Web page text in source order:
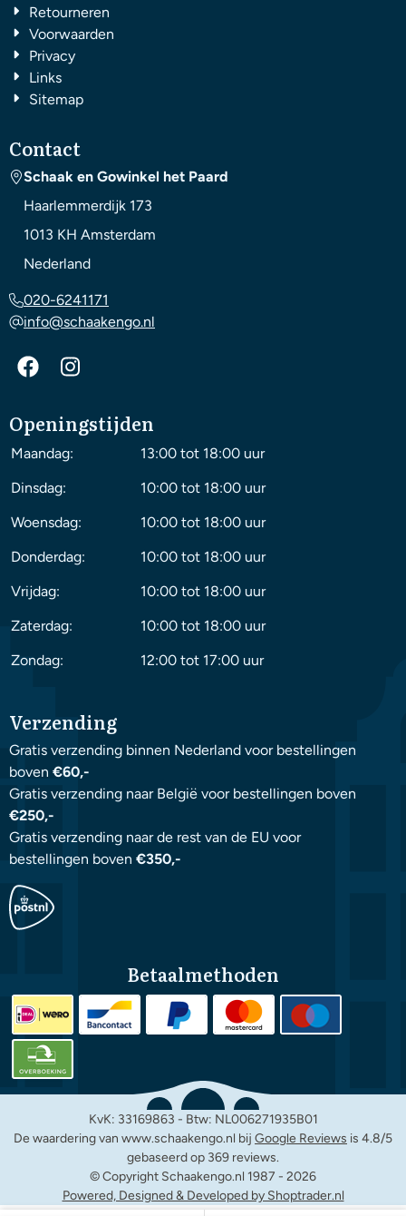
Retourneren
Voorwaarden
Privacy
Links
Sitemap
Contact
Schaak en Gowinkel het Paard
Haarlemmerdijk 173
1013 KH Amsterdam
Nederland
020-6241171
info@schaakengo.nl
Openingstijden
Maandag:
13:00 tot 18:00 uur
Dinsdag:
10:00 tot 18:00 uur
Woensdag:
10:00 tot 18:00 uur
Donderdag:
10:00 tot 18:00 uur
Vrijdag:
10:00 tot 18:00 uur
Zaterdag:
10:00 tot 18:00 uur
Zondag:
12:00 tot 17:00 uur
Verzending
Gratis verzending binnen Nederland voor bestellingen
boven €60,-
Gratis verzending naar België voor bestellingen boven
€250,-
Gratis verzending naar de rest van de EU voor
bestellingen boven €350,-
Betaalmethoden
KvK: 33169863 - Btw: NL006271935B01
De waardering van www.schaakengo.nl bij Google Reviews is 4.8/5
gebaseerd op 369 reviews.
© Copyright Schaakengo.nl 1987 - 2026
Powered, Designed & Developed by Shoptrader.nl